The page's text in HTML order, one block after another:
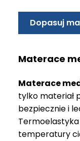
Dopasuj
Materace
Materace
tylko materiał
bezpiecznie i
temperatury